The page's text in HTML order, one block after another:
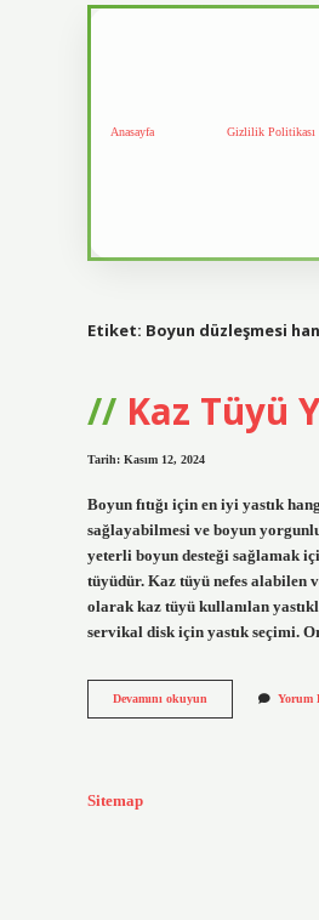
Anasayfa Gizlilik Politikası
Etiket: Boyun düzleşmesi
Kaz Tüyü
Tarih: Kasım 12, 2024
Boyun fıtığı için en iyi yastık
sağlayabilmesi ve boyun
yeterli boyun desteği sağlamak
tüyüdür. Kaz tüyü nefes alabilen
olarak kaz tüyü kullanılan
servikal disk için yastık seçimi.
Devamını okuyun
Tüyü
Yorum
Sitemap